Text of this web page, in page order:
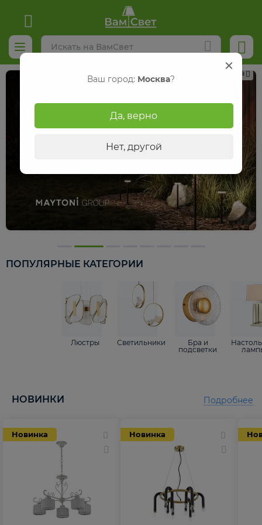
Реклама
ПОПУЛЯРНЫЕ КАТЕГОРИИ
Люстры Светильники
Бра и
подсветки
НОВИНКИ
Новинка Новинка
Подробнее
Ваш город: Москва?
Да, верно
Нет, другой